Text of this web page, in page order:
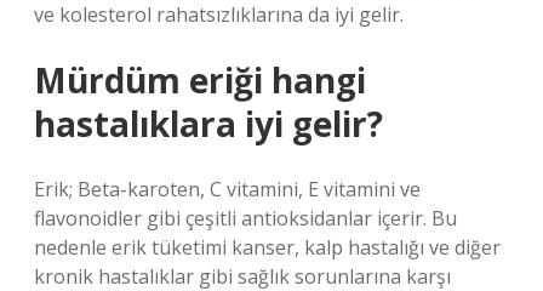
ve kolesterol rahatsızlıklarına da iyi gelir.
Mürdüm eriği hangi
hastalıklara iyi gelir?
Erik; Beta-karoten, C vitamini, E vitamini ve
flavonoidler gibi çeşitli antioksidanlar içerir. Bu
nedenle erik tüketimi kanser, kalp hastalığı ve diğer
kronik hastalıklar gibi sağlık sorunlarına karşı